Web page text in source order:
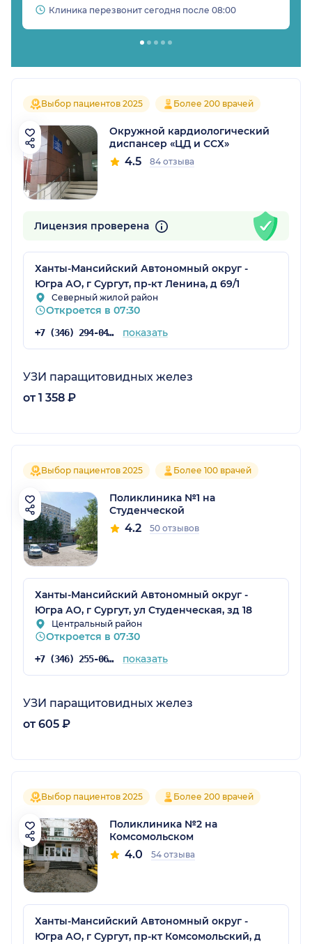
Клиника перезвонит сегодня после 08:00
Выбор пациентов 2025 Более 200 врачей
Окружной кардиологический
диспансер «ЦД и ССХ»
4.5 84 отзыва
Лицензия проверена
Ханты-Мансийский Автономный округ -
Югра АО, г Сургут, пр-кт Ленина, д 69/1
Северный жилой район
Откроется в 07:30
+7 (346) 294-04-04 показать
УЗИ паращитовидных желез
от 1 358 ₽
Выбор пациентов 2025 Более 100 врачей
Поликлиника №1 на
Студенческой
4.2 50 отзывов
Ханты-Мансийский Автономный округ -
Югра АО, г Сургут, ул Студенческая, зд 18
Центральный район
Откроется в 07:30
+7 (346) 255-06-25 показать
УЗИ паращитовидных желез
от 605 ₽
Выбор пациентов 2025 Более 200 врачей
Поликлиника №2 на
Комсомольском
4.0 54 отзыва
Ханты-Мансийский Автономный округ -
Югра АО, г Сургут, пр-кт Комсомольский, д